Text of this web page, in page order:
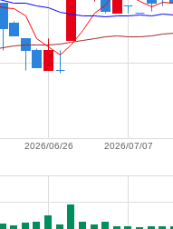
2026/07/07
2026/06/26